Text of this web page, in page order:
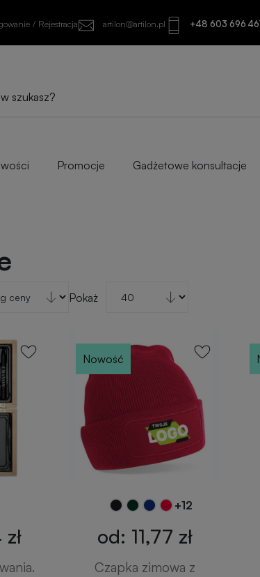
/ Rejestracja artilon@artilon.pl +48 603 696
Promocje Gadżetowe konsultacje
Pokaż
Nowość
+12
od: 11,77 zł
Czapka zimowa z